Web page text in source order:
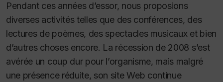
Pendant ces années d’essor, nous proposions
diverses activités telles que des conférences, des
lectures de poèmes, des spectacles musicaux et bien
d’autres choses encore. La récession de 2008 s’est
avérée un coup dur pour l’organisme, mais malgré
une présence réduite, son site Web continue